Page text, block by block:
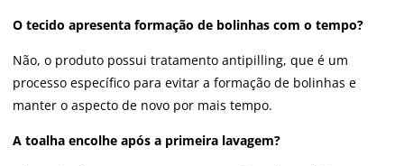
O tecido apresenta formação de bolinhas com o tempo?
Não, o produto possui tratamento antipilling, que é um
processo específico para evitar a formação de bolinhas e
manter o aspecto de novo por mais tempo.
A toalha encolhe após a primeira lavagem?